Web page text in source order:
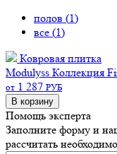
полов (1)
все (1)
Ковровая плитка
Modulyss Коллекция
от 1 287 РУБ
В корзину
Помощь эксперта
Заполните форму и
рассчитать